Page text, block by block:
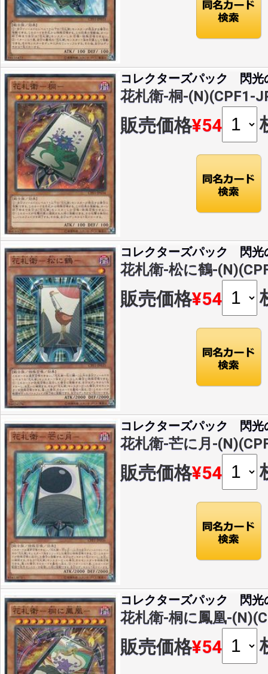
コレクターズパック 閃光
花札衛-桐-(N)(CPF1-
販売価格¥54
コレクターズパック 閃光
花札衛-松に鶴-
販売価格¥54
コレクターズパック 閃光
花札衛-芒に月-
販売価格¥54
コレクターズパック 閃光
花札衛-桐に鳳凰-
販売価格¥54